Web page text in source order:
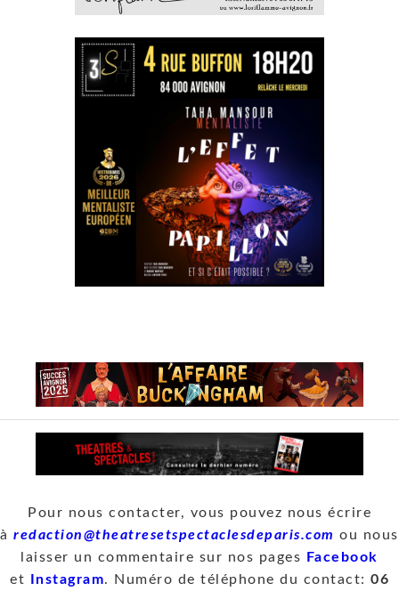
Pour nous contacter, vous pouvez nous écrire
àredaction@theatresetspectaclesdeparis.com ou nous
laisser un commentaire sur nos pages
Facebook
et Instagram. Numéro de téléphone du contact: 06